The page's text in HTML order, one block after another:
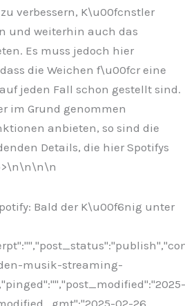
verbessern, K\u00fcnstler
und weiterhin auch das
Es muss jedoch hier
die Weichen f\u00fcr eine
jeden Fall schon gestellt sind.
im Grund genommen
anbieten, so sind die
Details, die hier Spotifys
\n\n\n
Bald der K\u00f6nig unter
musik-streaming-
02-26